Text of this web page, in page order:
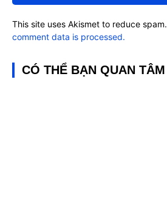
This site uses Akismet to reduce spam.
comment data is processed.
CÓ THỂ BẠN QUAN TÂM